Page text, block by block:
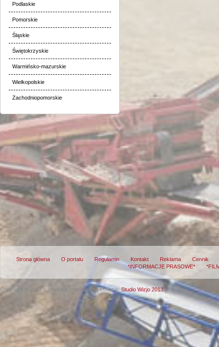
Podlaskie
Pomorskie
Śląskie
Świętokrzyskie
Warmińsko-mazurskie
Wielkopolskie
Zachodniopomorskie
Strona główna O portalu Regulamin Kontakt Reklama
Cennik
*INFORMACJE PRASOWE*
Copyright © 2013 surowce-kopalnie.plWykonanie:Studio Wizjo 2013